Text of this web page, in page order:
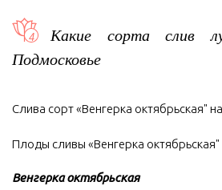
Какие сорта слив
Подмосковье
Слива сорт «Венгерка октябрьская"
Плоды сливы «Венгерка
Венгерка октябрьская